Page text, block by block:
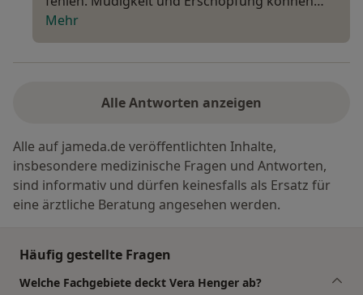
Mehr
Alle Antworten anzeigen
Alle auf jameda.de veröffentlichten Inhalte,
insbesondere medizinische Fragen und Antworten,
sind informativ und dürfen keinesfalls als Ersatz für
eine ärztliche Beratung angesehen werden.
Häufig gestellte Fragen
Welche Fachgebiete deckt Vera Henger ab?